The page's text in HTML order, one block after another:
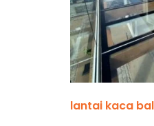
lantai kaca